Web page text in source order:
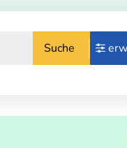
Suche